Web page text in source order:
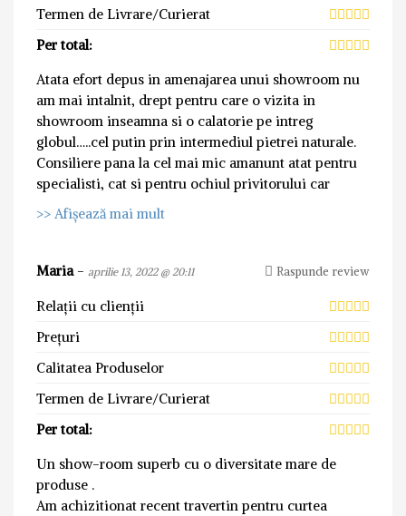
Termen de Livrare/Curierat
Per total:
Atata efort depus in amenajarea unui showroom nu
am mai intalnit, drept pentru care o vizita in
showroom inseamna si o calatorie pe intreg
globul…..cel putin prin intermediul pietrei naturale.
Consiliere pana la cel mai mic amanunt atat pentru
specialisti, cat si pentru ochiul privitorului car
>> Afișează mai mult
Maria- aprilie 13, 2022 @ 20:11 Raspunde review
Relații cu clienții
Prețuri
Calitatea Produselor
Termen de Livrare/Curierat
Per total:
Un show-room superb cu o diversitate mare de
produse .
Am achizitionat recent travertin pentru curtea